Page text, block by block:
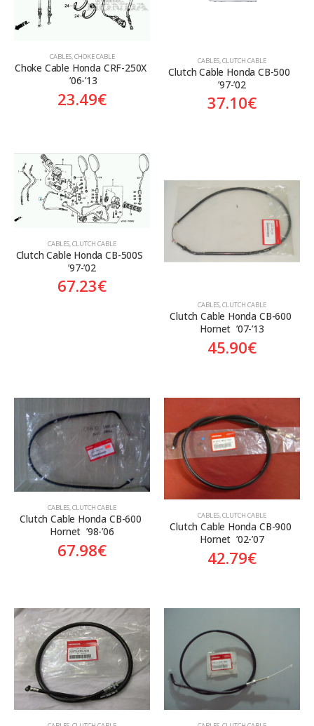
CABLES,CHOKE CABLE
Choke Cable Honda CRF-250X
’06-’13
23.49€
CABLES CLUTCH CABLE
Clutch Cable Honda CB-500
’97-’02
37.10€
CABLES,CLUTCH CABLE
Clutch Cable Honda CB-500S
’97-’02
67.23€
CABLES,CLUTCH CABLE
Clutch Cable Honda CB-600
Hornet  ’07-’13
45.90€
CABLES,CLUTCH CABLE
Clutch Cable Honda CB-600
Hornet  ’98-’06
67.98€
CABLES,CLUTCH CABLE
Clutch Cable Honda CB-900
Hornet  ’02-’07
42.79€